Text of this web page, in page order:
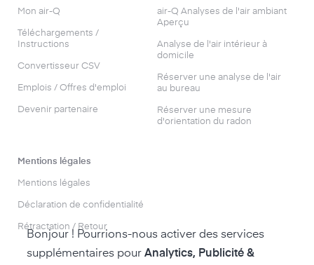
Mon air-Q
Téléchargements /
Instructions
Convertisseur CSV
Emplois / Offres d'emploi
Devenir partenaire
air-Q Analyses de l'air ambiant
Aperçu
Analyse de l'air intérieur à
domicile
Réserver une analyse de l'air
au bureau
Réserver une mesure
d'orientation du radon
Mentions légales
Mentions légales
Déclaration de confidentialité
Rétractation / Retour
Bonjour ! Pourrions-nous activer des services
supplémentaires pour Analytics, Publicité &